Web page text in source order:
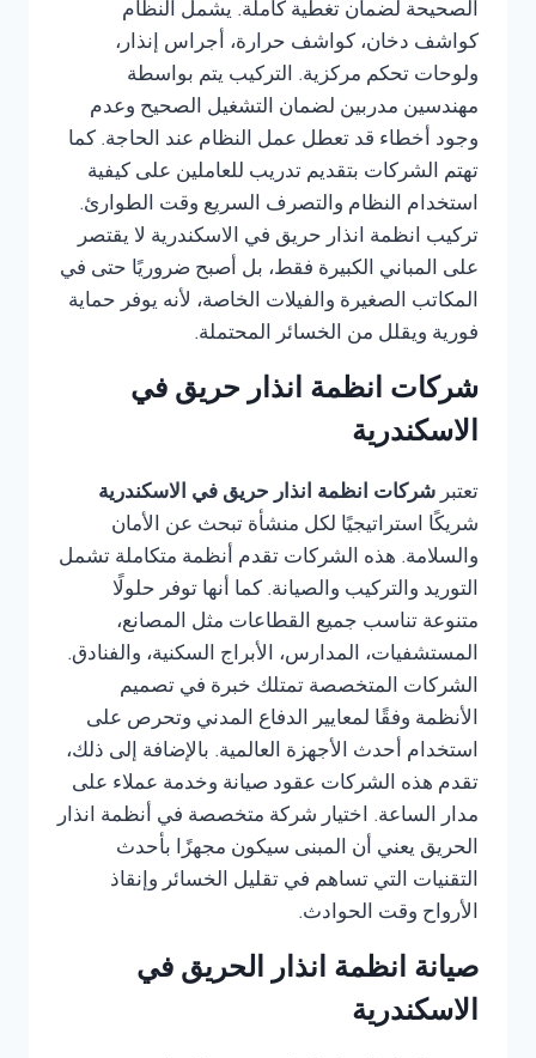
الصحيحة لضمان تغطية كاملة. يشمل النظام
كواشف دخان، كواشف حرارة، أجراس إنذار،
ولوحات تحكم مركزية. التركيب يتم بواسطة
مهندسين مدربين لضمان التشغيل الصحيح وعدم
وجود أخطاء قد تعطل عمل النظام عند الحاجة. كما
تهتم الشركات بتقديم تدريب للعاملين على كيفية
استخدام النظام والتصرف السريع وقت الطوارئ.
تركيب انظمة انذار حريق في الاسكندرية لا يقتصر
على المباني الكبيرة فقط، بل أصبح ضروريًا حتى في
المكاتب الصغيرة والفيلات الخاصة، لأنه يوفر حماية
فورية ويقلل من الخسائر المحتملة.
شركات انظمة انذار حريق في
الاسكندرية
تعتبر شركات انظمة انذار حريق في الاسكندرية
شريكًا استراتيجيًا لكل منشأة تبحث عن الأمان
والسلامة. هذه الشركات تقدم أنظمة متكاملة تشمل
التوريد والتركيب والصيانة. كما أنها توفر حلولًا
متنوعة تناسب جميع القطاعات مثل المصانع،
المستشفيات، المدارس، الأبراج السكنية، والفنادق.
الشركات المتخصصة تمتلك خبرة في تصميم
الأنظمة وفقًا لمعايير الدفاع المدني وتحرص على
استخدام أحدث الأجهزة العالمية. بالإضافة إلى ذلك،
تقدم هذه الشركات عقود صيانة وخدمة عملاء على
مدار الساعة. اختيار شركة متخصصة في أنظمة انذار
الحريق يعني أن المبنى سيكون مجهزًا بأحدث
التقنيات التي تساهم في تقليل الخسائر وإنقاذ
الأرواح وقت الحوادث.
صيانة انظمة انذار الحريق في
الاسكندرية